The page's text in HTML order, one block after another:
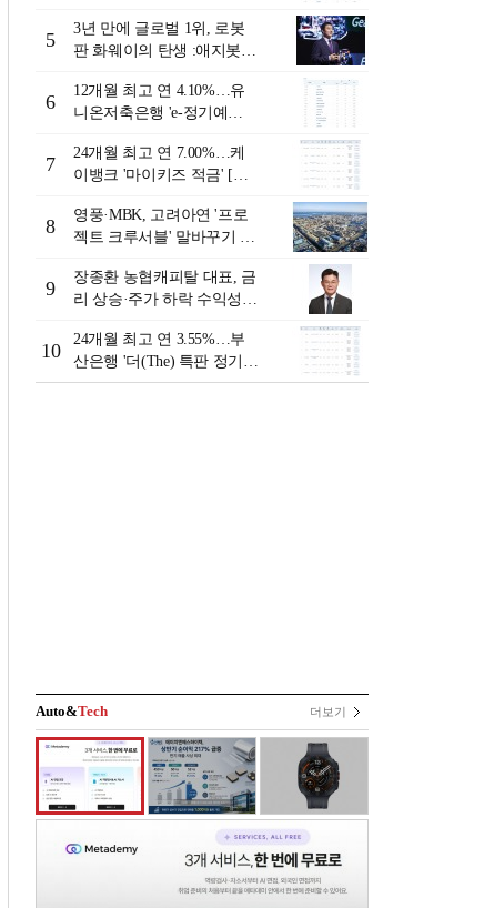
리-8월 2주]
5
3년 만에 글로벌 1위, 로봇
판 화웨이의 탄생 :애지봇(A
[전병서의 中 첨단기업 리포
트⑬]
6
12개월 최고 연 4.10%…유
니온저축은행 'e-정기예
리-8월 2주]
7
24개월 최고 연 7.00%…케
이뱅크 '마이키즈 적금' [이
주]
8
영풍·MBK, 고려아연 '프로
젝트 크루서블' 말바꾸기 논
9
장종환 농협캐피탈 대표, 금
리 상승·주가 하락 수익성
동차금융 성장세 [2026 금융
사 상반기 실적]
10
24개월 최고 연 3.55%…부
산은행 '더(The) 특판 정기예
금' [이주의 은행 예금금리-8
Auto&Tech 더보기